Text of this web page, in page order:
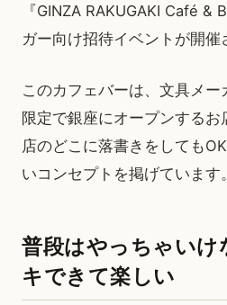
『GINZA RAKUGAKI Café &
ガー向け招待イベントが開催
このカフェバーは、文具メ
限定で銀座にオープンする
店のどこに落書きをしても
いコンセプトを掲げています。
普段はやっちゃい
キできて楽しい